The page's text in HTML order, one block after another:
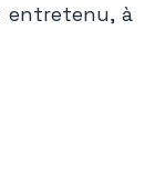
entretenu, à